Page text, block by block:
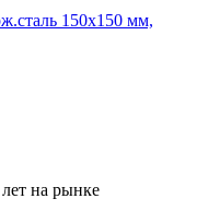
150х150 мм,
на рынке